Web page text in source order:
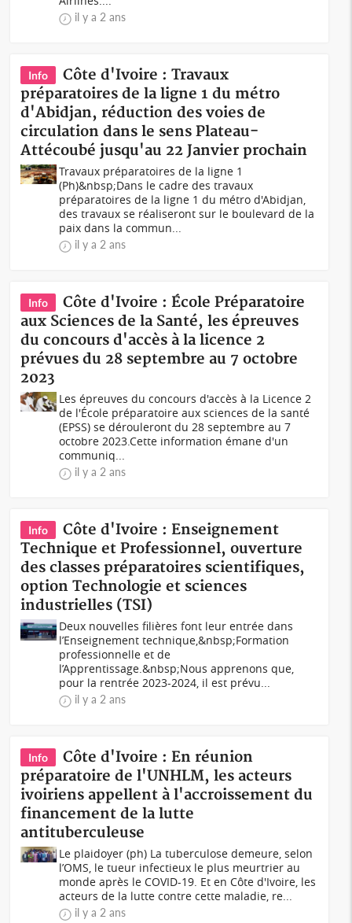
il y a 2 ans
Info
Côte d'Ivoire : Travaux
préparatoires de la ligne 1 du métro
d'Abidjan, réduction des voies de
circulation dans le sens Plateau-
Attécoubé jusqu'au 22 Janvier prochain
Travaux préparatoires de la ligne 1
(Ph)&nbsp;Dans le cadre des travaux
préparatoires de la ligne 1 du métro d'Abidjan,
des travaux se réaliseront sur le boulevard de la
paix dans la commun...
il y a 2 ans
Info
Côte d'Ivoire : École Préparatoire
aux Sciences de la Santé, les épreuves
du concours d'accès à la licence 2
prévues du 28 septembre au 7 octobre
2023
Les épreuves du concours d'accès à la Licence 2
de l'École préparatoire aux sciences de la santé
(EPSS) se dérouleront du 28 septembre au 7
octobre 2023.Cette information émane d'un
communiq...
il y a 2 ans
Info
Côte d'Ivoire : Enseignement
Technique et Professionnel, ouverture
des classes préparatoires scientifiques,
option Technologie et sciences
industrielles (TSI)
Deux nouvelles filières font leur entrée dans
l’Enseignement technique,&nbsp;Formation
professionnelle et de
l’Apprentissage.&nbsp;Nous apprenons que,
pour la rentrée 2023-2024, il est prévu...
il y a 2 ans
Info
Côte d'Ivoire : En réunion
préparatoire de l'UNHLM, les acteurs
ivoiriens appellent à l'accroissement du
financement de la lutte
antituberculeuse
Le plaidoyer (ph) La tuberculose demeure, selon
l’OMS, le tueur infectieux le plus meurtrier au
monde après le COVID-19. Et en Côte d'Ivoire, les
acteurs de la lutte contre cette maladie, re...
il y a 2 ans